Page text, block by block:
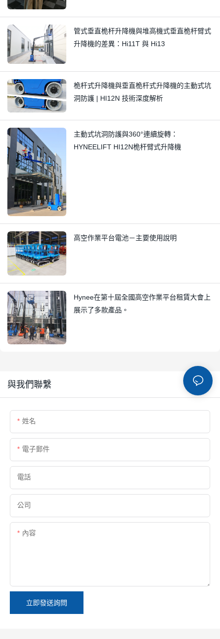
管式垂直桅杆升降機與堆高機式垂直桅杆臂式
升降機的差異：Hi11T 與 Hi13
桅杆式升降機與垂直桅杆式升降機的主動式坑
洞防護 | HI12N 技術深度解析
主動式坑洞防護與360°連續旋轉：
HYNEELIFT HI12N桅杆臂式升降機
高空作業平台電池－主要使用說明
Hynee在第十屆全國高空作業平台租賃大會上
展示了多款產品。
與我們聯繫
姓名
電子郵件
電話
公司
內容
立即發送詢問